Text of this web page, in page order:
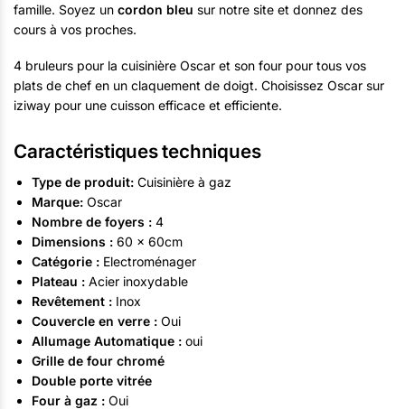
famille. Soyez un cordon bleu sur notre site et donnez des
cours à vos proches.
4 bruleurs pour la cuisinière Oscar et son four pour tous vos
plats de chef en un claquement de doigt. Choisissez Oscar sur
iziway pour une cuisson efficace et efficiente.
Caractéristiques techniques
Type de produit: Cuisinière à gaz
Marque: Oscar
Nombre de foyers : 4
Dimensions : 60 × 60cm
Catégorie : Electroménager
Plateau : Acier inoxydable
Revêtement : Inox
Couvercle en verre : Oui
Allumage Automatique : oui
Grille de four chromé
Double porte vitrée
Four à gaz : Oui